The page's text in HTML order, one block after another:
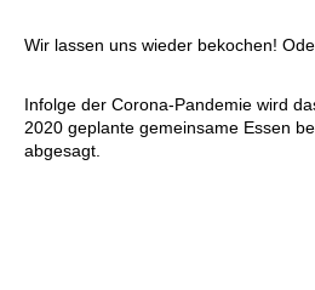
Wir lassen uns wieder bekochen!
Infolge der Corona-Pandemie wird
2020 geplante gemeinsame Essen
abgesagt.